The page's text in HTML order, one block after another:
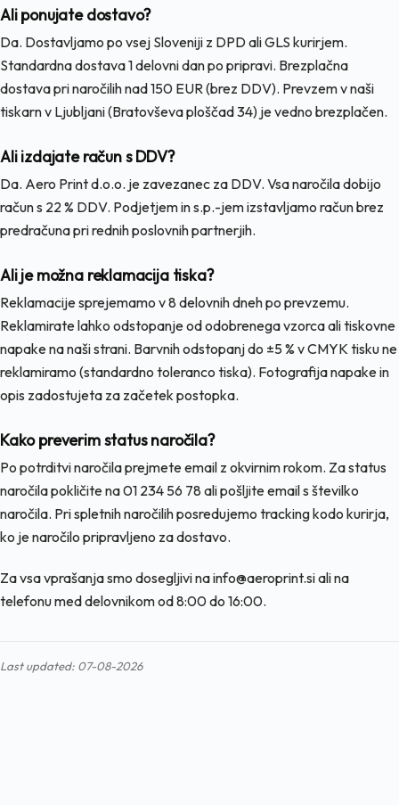
Ali ponujate dostavo?
Da. Dostavljamo po vsej Sloveniji z DPD ali GLS kurirjem.
Standardna dostava 1 delovni dan po pripravi. Brezplačna
dostava pri naročilih nad 150 EUR (brez DDV). Prevzem v naši
tiskarn v Ljubljani (Bratovševa ploščad 34) je vedno brezplačen.
Ali izdajate račun s DDV?
Da. Aero Print d.o.o. je zavezanec za DDV. Vsa naročila dobijo
račun s 22 % DDV. Podjetjem in s.p.-jem izstavljamo račun brez
predračuna pri rednih poslovnih partnerjih.
Ali je možna reklamacija tiska?
Reklamacije sprejemamo v 8 delovnih dneh po prevzemu.
Reklamirate lahko odstopanje od odobrenega vzorca ali tiskovne
napake na naši strani. Barvnih odstopanj do ±5 % v CMYK tisku ne
reklamiramo (standardno toleranco tiska). Fotografija napake in
opis zadostujeta za začetek postopka.
Kako preverim status naročila?
Po potrditvi naročila prejmete email z okvirnim rokom. Za status
naročila pokličite na 01 234 56 78 ali pošljite email s številko
naročila. Pri spletnih naročilih posredujemo tracking kodo kurirja,
ko je naročilo pripravljeno za dostavo.
Za vsa vprašanja smo dosegljivi na info@aeroprint.si ali na
telefonu med delovnikom od 8:00 do 16:00.
Last updated: 07-08-2026